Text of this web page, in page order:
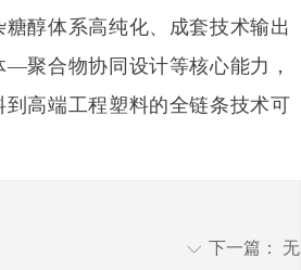
醇体系高纯化、成套技术输出
聚合物协同设计等核心能力，
高端工程塑料的全链条技术可
ꀅ 下一篇： 无